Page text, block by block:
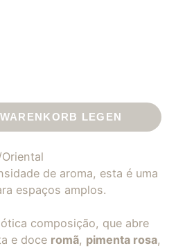
LEGEN
de aroma, esta é uma
espaços amplos.
composição, que abre
e doce romã, pimenta rosa,